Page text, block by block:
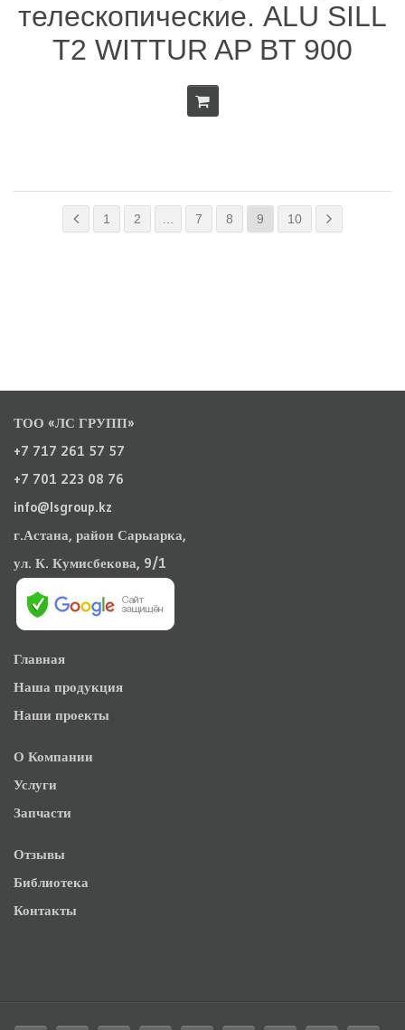
телескопические. ALU SILL
T2 WITTUR AP BT 900
1 2 7 8 9 10
ТОО «ЛС ГРУПП»
+7 717 261 57 57
+7 701 223 08 76
info@lsgroup.kz
г.Астана, район Сарыарка,
ул. К. Кумисбекова, 9/1
Главная
Наша продукция
Наши проекты
О Компании
Услуги
Запчасти
Отзывы
Библиотека
Контакты